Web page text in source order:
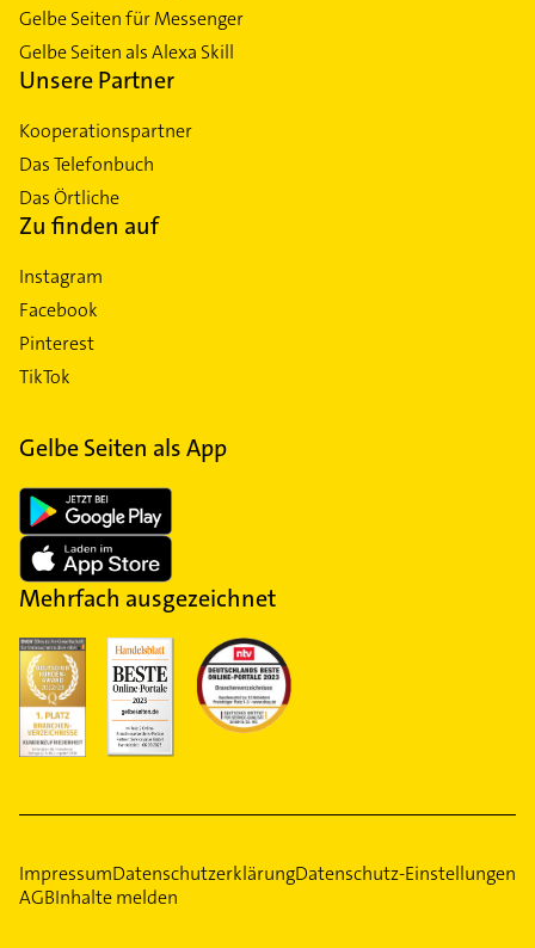
Gelbe Seiten für Messenger
Gelbe Seiten als Alexa Skill
Unsere Partner
Kooperationspartner
Das Telefonbuch
Das Örtliche
Zu finden auf
Instagram
Facebook
Pinterest
TikTok
Gelbe Seiten als App
Mehrfach ausgezeichnet
ImpressumDatenschutzerklärungDatenschutz-Einstellungen
AGBInhalte melden